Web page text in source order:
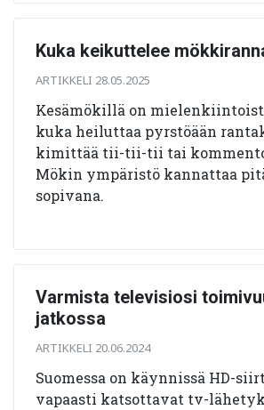
Kuka keikuttelee
ARTIKKELI 28.05.2025
Kesämökillä on
kuka heiluttaa pyrstöään
kimittää tii-tii-tii tai
Mökin ympäristö kannattaa
sopivana.
Varmista televisiosi
jatkossa
ARTIKKELI 20.06.2024
Suomessa on käynnissä HD-
vapaasti katsottavat tv-